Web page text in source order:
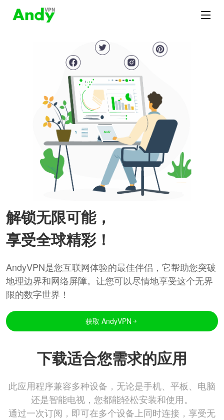
解锁无限可能，
享受全球精彩！
AndyVPN是您互联网体验的最佳伴侣，它帮助您突破
地理边界和网络屏障。让您可以尽情地享受这个无界
限的数字世界！
获取 AndyVPN
下载适合您需求的应用
此应用程序兼容多种设备，无论是手机、平板、电脑
还是智能电视，您都能轻松安装和使用。
通过一次订阅，即可在多个设备上同时连接，享受无